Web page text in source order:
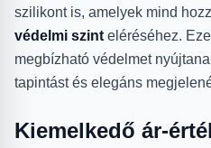
szilikont is, amelyek mind
védelmi szint eléréséhez.
megbízható védelmet
tapintást és elegáns
Kiemelkedő ár-